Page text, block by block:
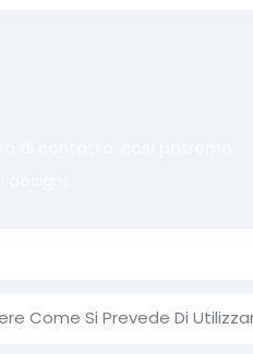
Come Si Prevede Di